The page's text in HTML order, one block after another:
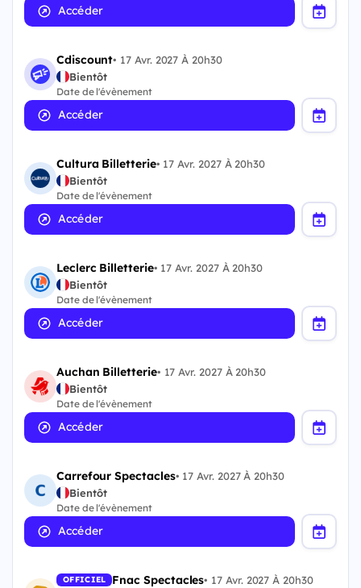
Accéder
Cdiscount• 17 Avr. 2027 À 20h30
Bientôt
Date de l'évènement
Accéder
Cultura Billetterie• 17 Avr. 2027 À 20h30
Bientôt
Date de l'évènement
Accéder
Leclerc Billetterie• 17 Avr. 2027 À 20h30
Bientôt
Date de l'évènement
Accéder
Auchan Billetterie• 17 Avr. 2027 À 20h30
Bientôt
Date de l'évènement
Accéder
Carrefour Spectacles• 17 Avr. 2027 À 20h30
Bientôt
Date de l'évènement
Accéder
OFFICIEL Fnac Spectacles• 17 Avr. 2027 À 20h30